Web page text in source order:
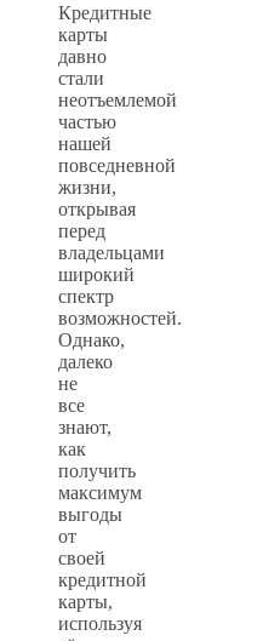
Кредитные
карты
давно
стали
неотъемлемой
частью
нашей
повседневной
жизни,
открывая
перед
владельцами
широкий
спектр
возможностей.
Однако,
далеко
не
все
знают,
как
получить
максимум
выгоды
от
своей
кредитной
карты,
используя